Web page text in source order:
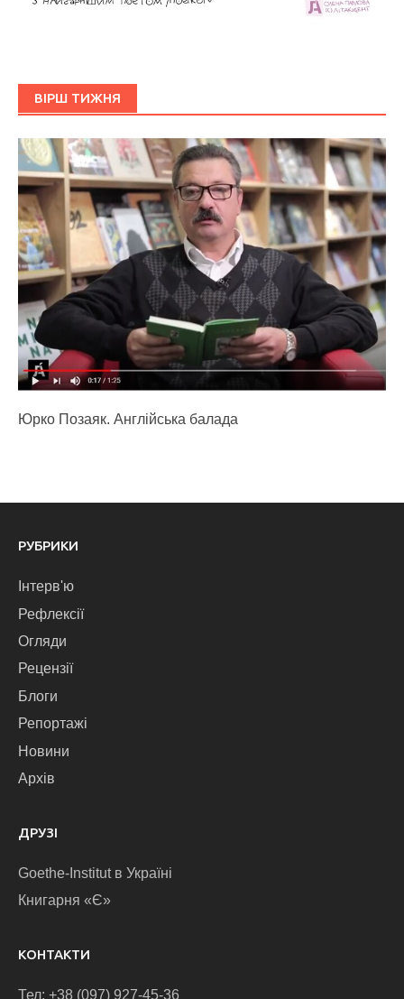
ВІРШ ТИЖНЯ
Юрко Позаяк. Англійська балада
РУБРИКИ
Інтерв'ю
Рефлексії
Огляди
Рецензії
Блоги
Репортажі
Новини
Архів
ДРУЗІ
Goethe-Institut в Україні
Книгарня «Є»
КОНТАКТИ
Тел: +38 (097) 927-45-36